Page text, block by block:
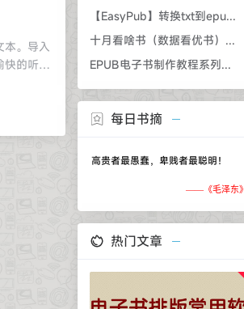
求把产
：
多字体/
面等元
问题；
最炫效
本。导入
快的听书
本。本
使》专辑
【EasyPub】转换txt到epub和mobi 【v1.50】（支持单mobi7/kf8格式输出）
十月看啥书（数据看优书）2019.10
EPUB电子书制作教程系列：Sigil基本操作
每日书摘
高贵者最愚蠢，卑贱者最聪明！
——《毛泽东》
热门文章